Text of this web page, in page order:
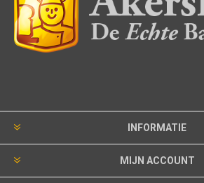
INFORMATIE
MIJN ACCOUNT